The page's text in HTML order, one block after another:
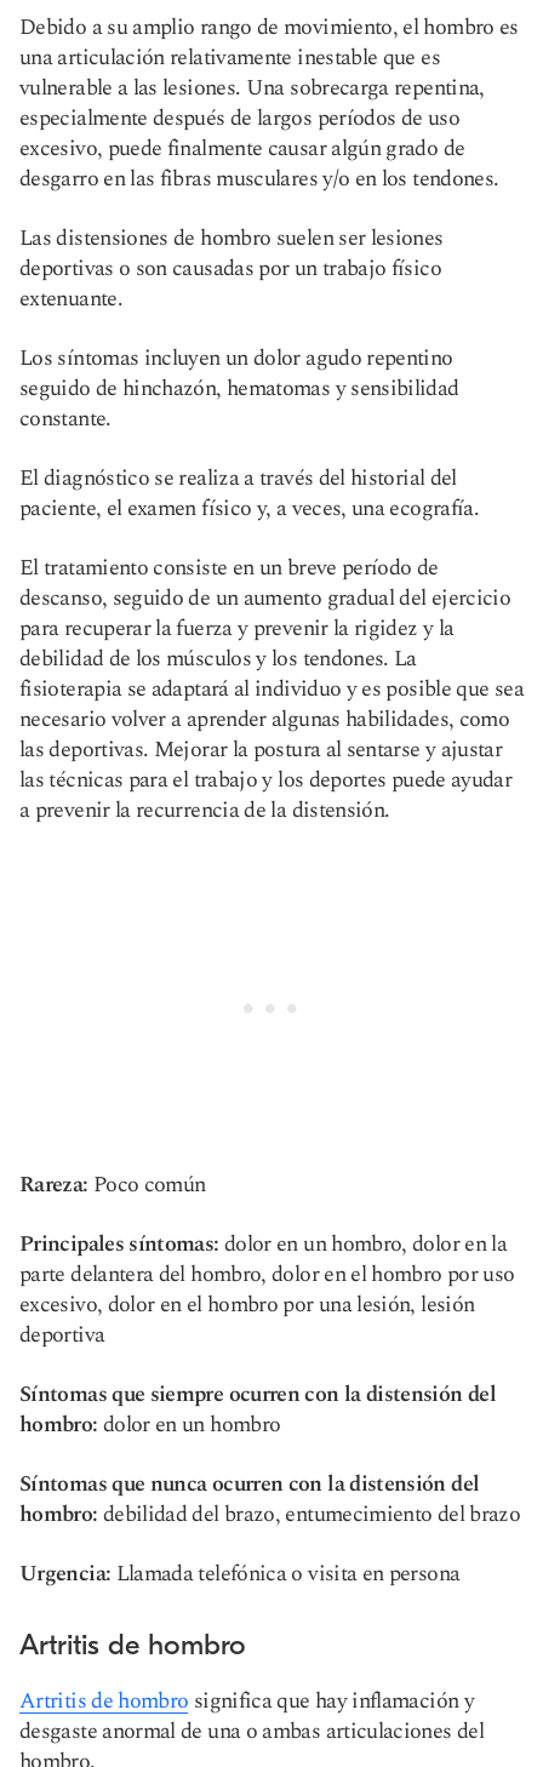
Debido a su amplio rango de movimiento, el hombro es
una articulación relativamente inestable que es
vulnerable a las lesiones. Una sobrecarga repentina,
especialmente después de largos períodos de uso
excesivo, puede finalmente causar algún grado de
desgarro en las fibras musculares y/o en los tendones.
Las distensiones de hombro suelen ser lesiones
deportivas o son causadas por un trabajo físico
extenuante.
Los síntomas incluyen un dolor agudo repentino
seguido de hinchazón, hematomas y sensibilidad
constante.
El diagnóstico se realiza a través del historial del
paciente, el examen físico y, a veces, una ecografía.
El tratamiento consiste en un breve período de
descanso, seguido de un aumento gradual del ejercicio
para recuperar la fuerza y prevenir la rigidez y la
debilidad de los músculos y los tendones. La
fisioterapia se adaptará al individuo y es posible que sea
necesario volver a aprender algunas habilidades, como
las deportivas. Mejorar la postura al sentarse y ajustar
las técnicas para el trabajo y los deportes puede ayudar
a prevenir la recurrencia de la distensión.
Rareza: Poco común
Principales síntomas:dolor en un hombro, dolor en la
parte delantera del hombro, dolor en el hombro por uso
excesivo, dolor en el hombro por una lesión, lesión
deportiva
Síntomas que siempre ocurren con la distensión del
hombro:dolor en un hombro
Síntomas que nunca ocurren con la distensión del
hombro:debilidad del brazo, entumecimiento del brazo
Urgencia: Llamada telefónica o visita en persona
Artritis de hombro
Artritis de hombro significa que hay inflamación y
desgaste anormal de una o ambas articulaciones del